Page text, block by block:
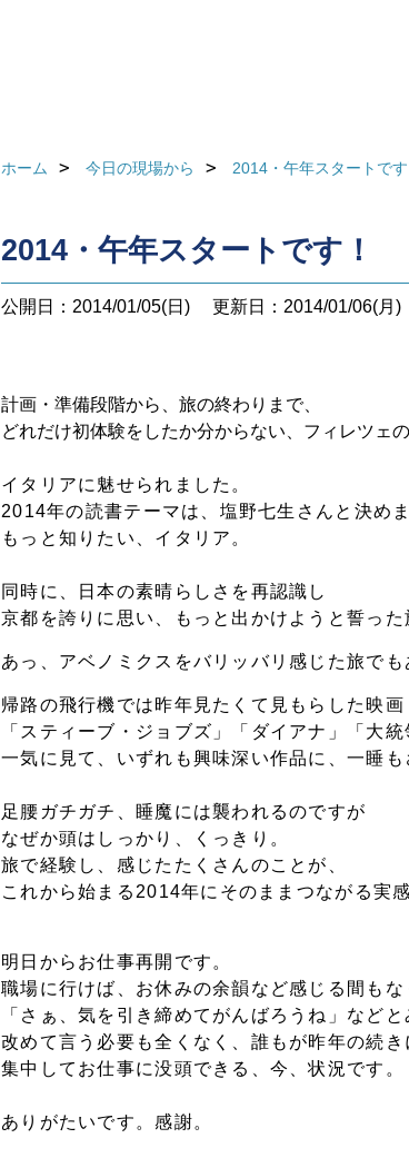
ホーム 今日の現場から 2014・午年スタートです
2014・午年スタートです！
公開日：2014/01/05(日) 更新日：2014/01/06(月)
計画・準備段階から、旅の終わりまで、
どれだけ初体験をしたか分からない、フィレツェの
イタリアに魅せられました。
2014年の読書テーマは、塩野七生さんと決めま
もっと知りたい、イタリア。
同時に、日本の素晴らしさを再認識し
京都を誇りに思い、もっと出かけようと誓った
あっ、アベノミクスをバリッバリ感じた旅でも
帰路の飛行機では昨年見たくて見もらした映画
「スティーブ・ジョブズ」「ダイアナ」「大
一気に見て、いずれも興味深い作品に、一睡も
足腰ガチガチ、睡魔には襲われるのですが
なぜか頭はしっかり、くっきり。
旅で経験し、感じたたくさんのことが、
これから始まる2014年にそのままつながる実
明日からお仕事再開です。
職場に行けば、お休みの余韻など感じる間もな
「さぁ、気を引き締めてがんばろうね」などと
改めて言う必要も全くなく、誰もが昨年の続き
集中してお仕事に没頭できる、今、状況です。
ありがたいです。感謝。